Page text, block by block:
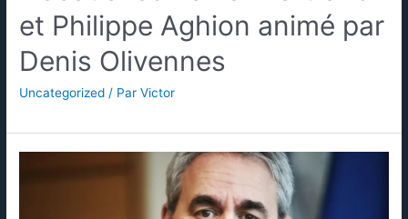
et Philippe Aghion animé par
Denis Olivennes
Uncategorized / ParVictor